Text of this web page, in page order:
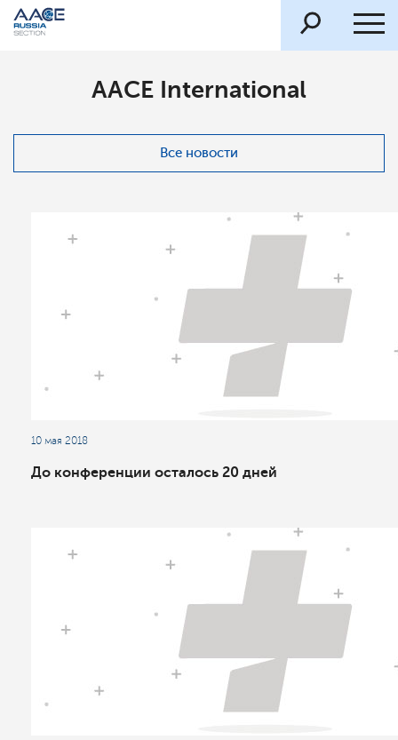
AACE International
Все новости
10 мая 2018
До конференции осталось 20 дней